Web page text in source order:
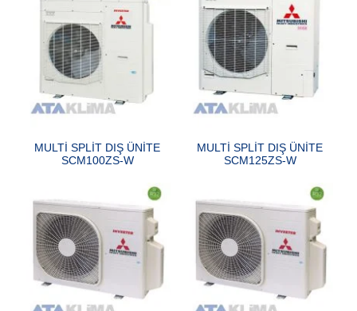
MULTİ SPLİT DIŞ ÜNİTE
SCM100ZS-W
MULTİ SPLİT DIŞ ÜNİTE
SCM125ZS-W